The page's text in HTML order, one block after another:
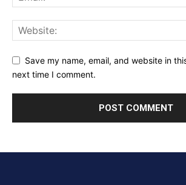
Save my name, email, and website in
next time I comment.